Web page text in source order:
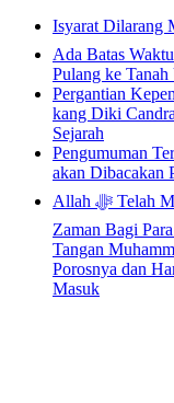
Ada Batas
Pulang ke
Pergantian
kang Diki
Sejarah
Pengumuman
akan Dibacakan
Allah ﷻ Telah Menyiapkan “Gua Ashabul Kahfi” Akhir
Zaman Bagi
Tangan
Porosnya dan
Masuk